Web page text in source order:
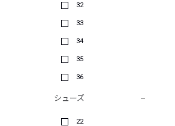
32
33
34
35
36
シューズ
22